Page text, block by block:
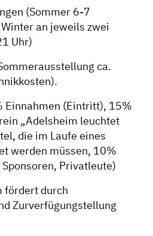
(Sommer 6-7
an jeweils zwei
Uhr)
ca.
Einnahmen (Eintritt), 15%
„Adelsheim leuchtet
die im Laufe eines
werden müssen, 10%
Privatleute)
fördert durch
Zurverfügungstellung